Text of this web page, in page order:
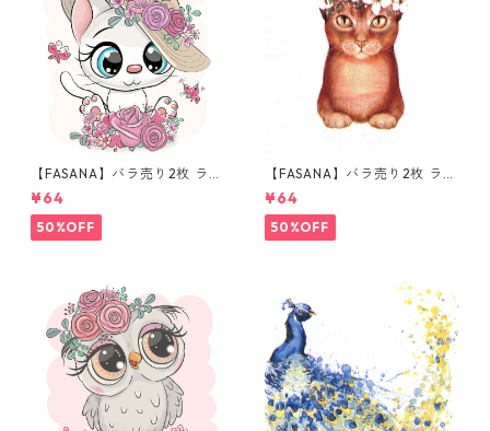
【FASANA】バラ売り2枚 ラン
チサイズ ペーパーナプキン Ca
rtoon Kitten ホワイト
¥64
50%OFF
【FASANA】バラ売り2枚 ラン
チサイズ ペーパーナプキン La
dy Cat ホワイト
¥64
50%OFF